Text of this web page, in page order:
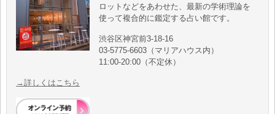
ロットなどをあわせた、最新の学術理論を
使って複合的に鑑定する占い館です。
渋谷区神宮前3-18-16
03-5775-6603（マリアハウス内）
11:00-20:00（不定休）
→詳しくはこちら